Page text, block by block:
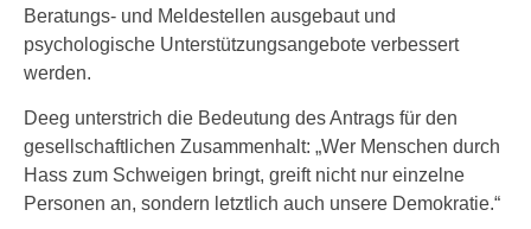
Beratungs- und Meldestellen ausgebaut und
psychologische Unterstützungsangebote verbessert
werden.
Deeg unterstrich die Bedeutung des Antrags für den
gesellschaftlichen Zusammenhalt: „Wer Menschen durch
Hass zum Schweigen bringt, greift nicht nur einzelne
Personen an, sondern letztlich auch unsere Demokratie.“